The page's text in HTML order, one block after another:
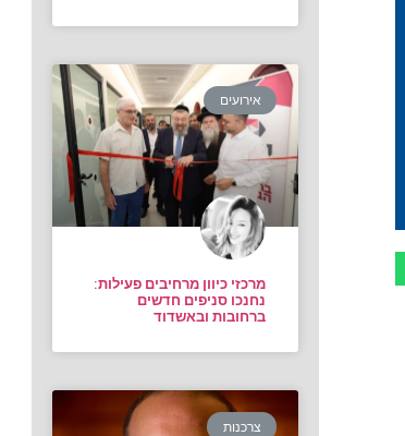
אירועים
מרכזי כיוון מרחיבים פעילות:
נחנכו סניפים חדשים
ברחובות ובאשדוד
צרכנות